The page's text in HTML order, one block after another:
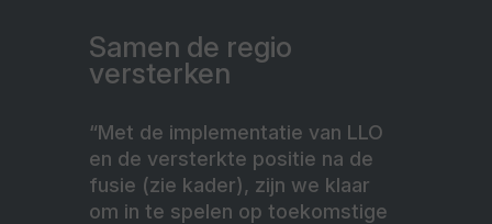
Samen de regio
versterken
“Met de implementatie van LLO
en de versterkte positie na de
fusie (zie kader), zijn we klaar
om in te spelen op toekomstige